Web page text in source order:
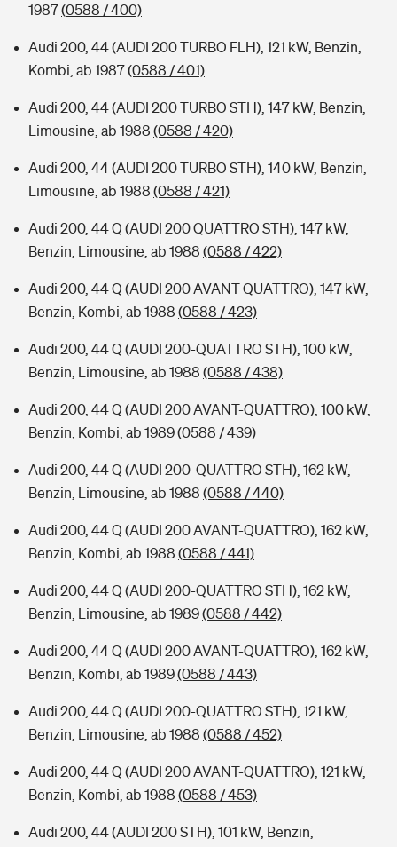
1987(0588 / 400)
Audi 200, 44 (AUDI 200 TURBO FLH), 121 kW, Benzin,
Kombi, ab 1987(0588 / 401)
Audi 200, 44 (AUDI 200 TURBO STH), 147 kW, Benzin,
Limousine, ab 1988 (0588 / 420)
Audi 200, 44 (AUDI 200 TURBO STH), 140 kW, Benzin,
Limousine, ab 1988 (0588 / 421)
Audi 200, 44 Q (AUDI 200 QUATTRO STH), 147 kW,
Benzin, Limousine, ab 1988 (0588 / 422)
Audi 200, 44 Q (AUDI 200 AVANT QUATTRO), 147 kW,
Benzin, Kombi, ab 1988 (0588 / 423)
Audi 200, 44 Q (AUDI 200-QUATTRO STH), 100 kW,
Benzin, Limousine, ab 1988 (0588 / 438)
Audi 200, 44 Q (AUDI 200 AVANT-QUATTRO), 100 kW,
Benzin, Kombi, ab 1989(0588 / 439)
Audi 200, 44 Q (AUDI 200-QUATTRO STH), 162 kW,
Benzin, Limousine, ab 1988 (0588 / 440)
Audi 200, 44 Q (AUDI 200 AVANT-QUATTRO), 162 kW,
Benzin, Kombi, ab 1988 (0588 / 441)
Audi 200, 44 Q (AUDI 200-QUATTRO STH), 162 kW,
Benzin, Limousine, ab 1989(0588 / 442)
Audi 200, 44 Q (AUDI 200 AVANT-QUATTRO), 162 kW,
Benzin, Kombi, ab 1989(0588 / 443)
Audi 200, 44 Q (AUDI 200-QUATTRO STH), 121 kW,
Benzin, Limousine, ab 1988 (0588 / 452)
Audi 200, 44 Q (AUDI 200 AVANT-QUATTRO), 121 kW,
Benzin, Kombi, ab 1988 (0588 / 453)
Audi 200, 44 (AUDI 200 STH), 101 kW, Benzin,